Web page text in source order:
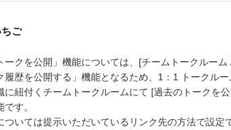
ご
ークを公開」機能については、[チームトークルー
履歴を公開する」機能となるため、1：1 トークル
に紐付くチームトークルームにて [過去のトークを
す。
ついては提示いただいているリンク先の方法で設定